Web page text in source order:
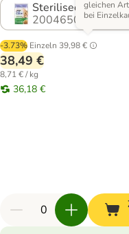
Sterilised Lamm &
2004650.3
-3.73% Einzeln 39,98 €
gleichen
bei
38,49 €
8,71 € / kg
36,18 €